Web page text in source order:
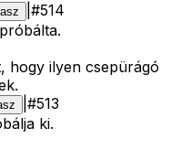
#514
hogy ilyen csepürágó
#513
ki.